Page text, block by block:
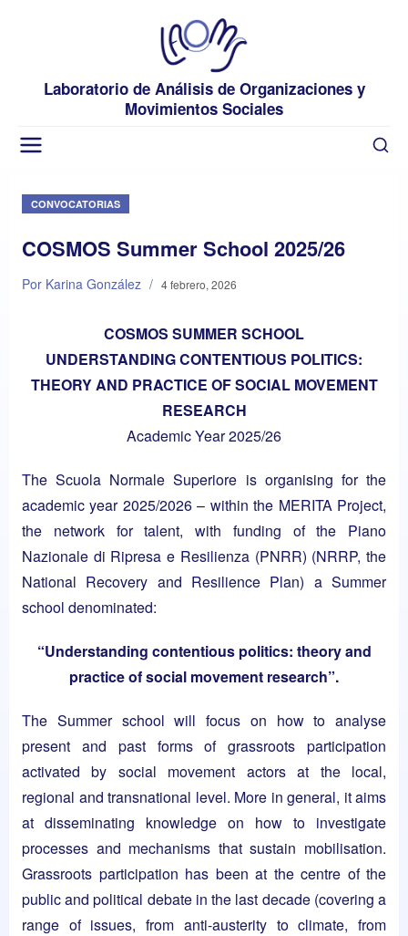
Laboratorio de Análisis de Organizaciones y
Movimientos Sociales
CONVOCATORIAS
COSMOS Summer School 2025/26
Por Karina González / 4 febrero, 2026
COSMOS SUMMER SCHOOL
UNDERSTANDING CONTENTIOUS POLITICS:
THEORY AND PRACTICE OF SOCIAL MOVEMENT
RESEARCH
Academic Year 2025/26
The Scuola Normale Superiore is organising for the
academic year 2025/2026 – within the MERITA Project,
the network for talent, with funding of the Piano
Nazionale di Ripresa e Resilienza (PNRR) (NRRP, the
National Recovery and Resilience Plan) a Summer
school denominated:
“Understanding contentious politics: theory and
practice of social movement research”.
The Summer school will focus on how to analyse
present and past forms of grassroots participation
activated by social movement actors at the local,
regional and transnational level. More in general, it aims
at disseminating knowledge on how to investigate
processes and mechanisms that sustain mobilisation.
Grassroots participation has been at the centre of the
public and political debate in the last decade (covering a
range of issues, from anti-austerity to climate, from